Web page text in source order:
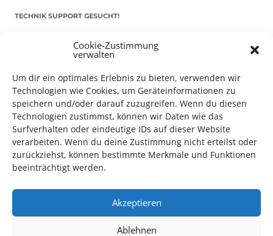
Cookie-Zustimmung
verwalten
Um dir ein optimales Erlebnis zu bieten, verwenden wir
Technologien wie Cookies, um Geräteinformationen zu
speichern und/oder darauf zuzugreifen. Wenn du diesen
Technologien zustimmst, können wir Daten wie das
Surfverhalten oder eindeutige IDs auf dieser Website
verarbeiten. Wenn du deine Zustimmung nicht erteilst oder
zurückziehst, können bestimmte Merkmale und Funktionen
beeinträchtigt werden.
Akzeptieren
Ablehnen
TECHNIK SUPPORT GESUCHT!
Das Kulturparkett freut sich stets über
Mithilfe im Bereich Technik
melden Sie sich unterinfo@kulturparkett-rhein-neckar.de
*KULTURTIPP SOMMERPAUSE: FESTIVAL DES DEUTSCHEN FILMS*